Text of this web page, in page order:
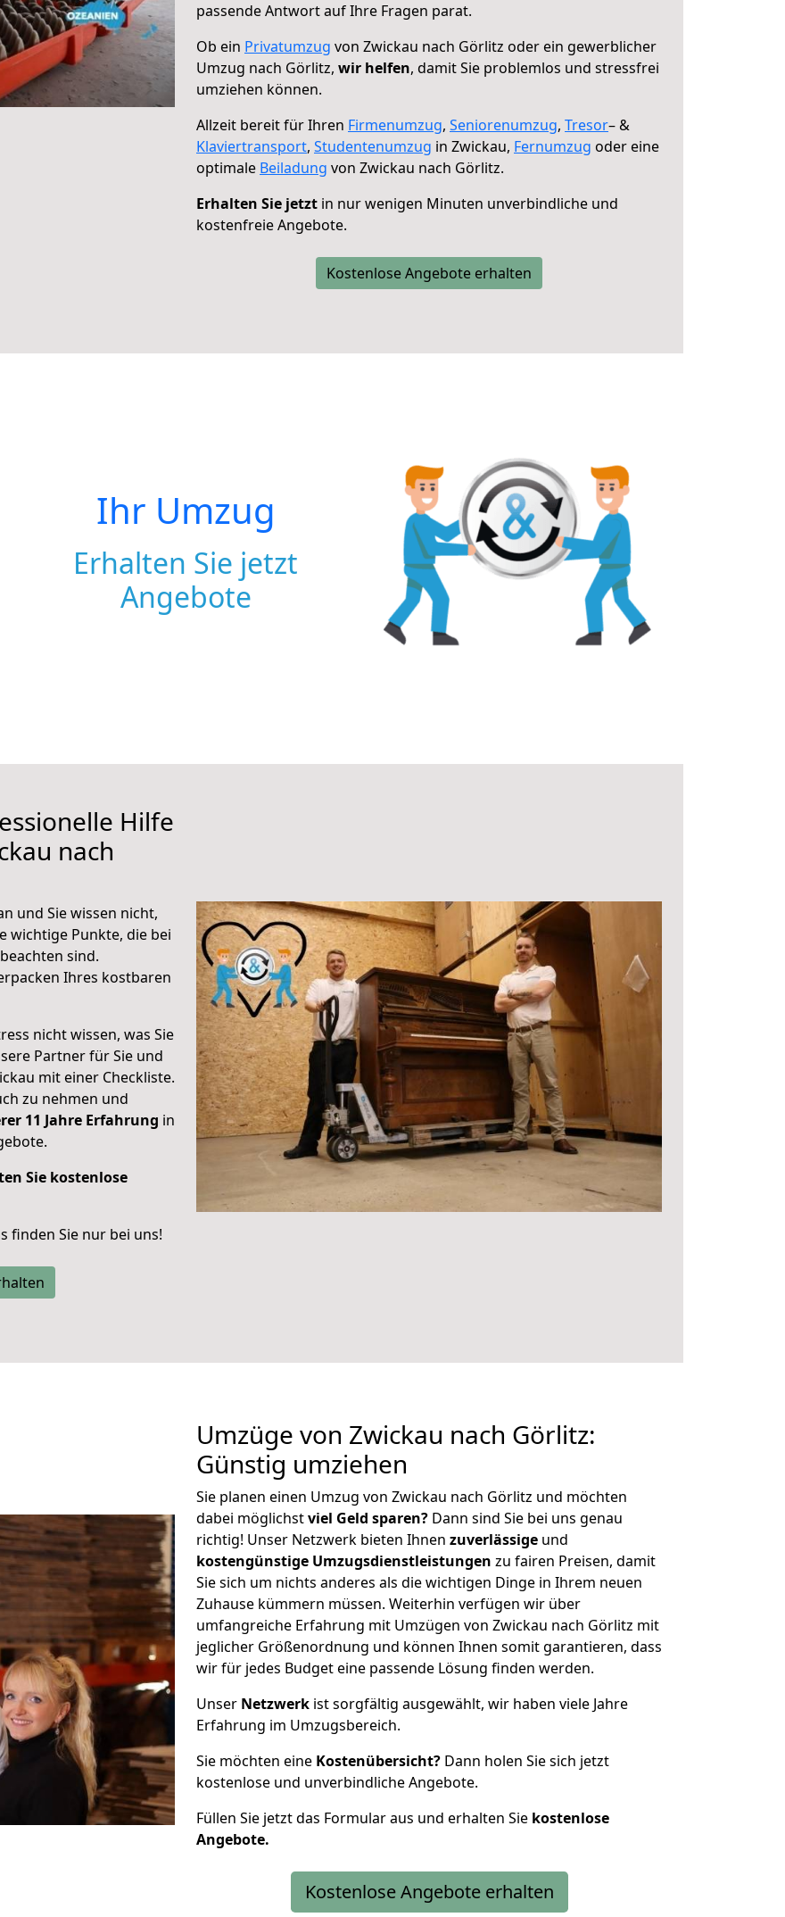
passende Antwort auf Ihre Fragen parat.
Ob ein Privatumzug von Zwickau nach Görlitz oder ein gewerblicher
Umzug nach Görlitz, wir helfen, damit Sie problemlos und stressfrei
umziehen können.
Allzeit bereit für Ihren Firmenumzug, Seniorenumzug, Tresor– &
Klaviertransport, Studentenumzug in Zwickau, Fernumzug oder eine
optimale Beiladung von Zwickau nach Görlitz.
Erhalten Sie jetzt in nur wenigen Minuten unverbindliche und
kostenfreie Angebote.
Kostenlose Angebote erhalten
Ihr Umzug
Erhalten Sie jetzt
Angebote
Hilfe
nach
und Sie wissen nicht,
wichtige Punkte, die bei
sind.
Ihres kostbaren
nicht wissen, was Sie
Partner für Sie und
mit einer Checkliste.
zu nehmen und
11 Jahre Erfahrung in
Sie kostenlose
finden Sie nur bei uns!
Umzüge von Zwickau nach Görlitz:
Günstig umziehen
Sie planen einen Umzug von Zwickau nach Görlitz und möchten
dabei möglichstviel Geld sparen? Dann sind Sie bei uns genau
richtig! Unser Netzwerk bieten Ihnen zuverlässige und
kostengünstige Umzugsdienstleistungen zu fairen Preisen, damit
Sie sich um nichts anderes als die wichtigen Dinge in Ihrem neuen
Zuhause kümmern müssen. Weiterhin verfügen wir über
umfangreiche Erfahrung mit Umzügen von Zwickau nach Görlitz mit
jeglicher Größenordnung und können Ihnen somit garantieren, dass
wir für jedes Budget eine passende Lösung finden werden.
Unser Netzwerk ist sorgfältig ausgewählt, wir haben viele Jahre
Erfahrung im Umzugsbereich.
Sie möchten eine Kostenübersicht? Dann holen Sie sich jetzt
kostenlose und unverbindliche Angebote.
Füllen Sie jetzt das Formular aus und erhalten Sie kostenlose
Angebote.
Kostenlose Angebote erhalten